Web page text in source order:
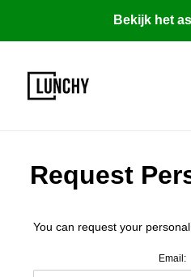
de
Bekijk het
Request
You can request your
Email: